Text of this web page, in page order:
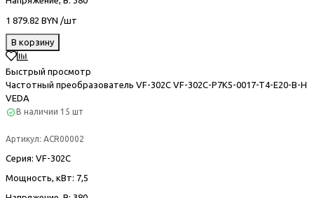
1 879.82 BYN /шт
В корзину
Быстрый просмотр
Частотный преобразователь VF-302С VF-302C-P7K5-0017-T4-E20-B-H
VEDA
В наличии 15 шт
Артикул: ACR00002
Серия: VF-302С
Мощность, кВт: 7,5